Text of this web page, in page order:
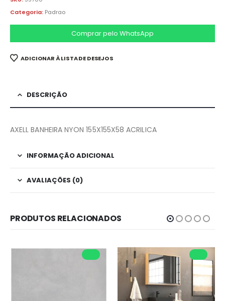
Categoria: Padrao
Comprar pelo WhatsApp
ADICIONAR À LISTA DE DESEJOS
DESCRIÇÃO
AXELL BANHEIRA NYON 155X155X58 ACRILICA
INFORMAÇÃO ADICIONAL
AVALIAÇÕES (0)
PRODUTOS RELACIONADOS